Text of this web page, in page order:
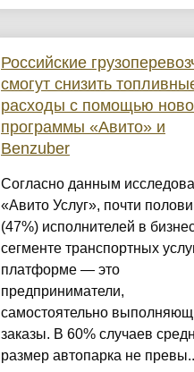
Российские
смогут снизить
расходы с помощью
программы «Авито» и
Benzuber
Согласно данным
«Авито Услуг», почти
(47%) исполнителей в
сегменте транспортных
платформе — это
предприниматели,
самостоятельно
заказы. В 60% случаев
размер автопарка не